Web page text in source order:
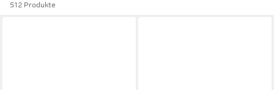
512 Produkte